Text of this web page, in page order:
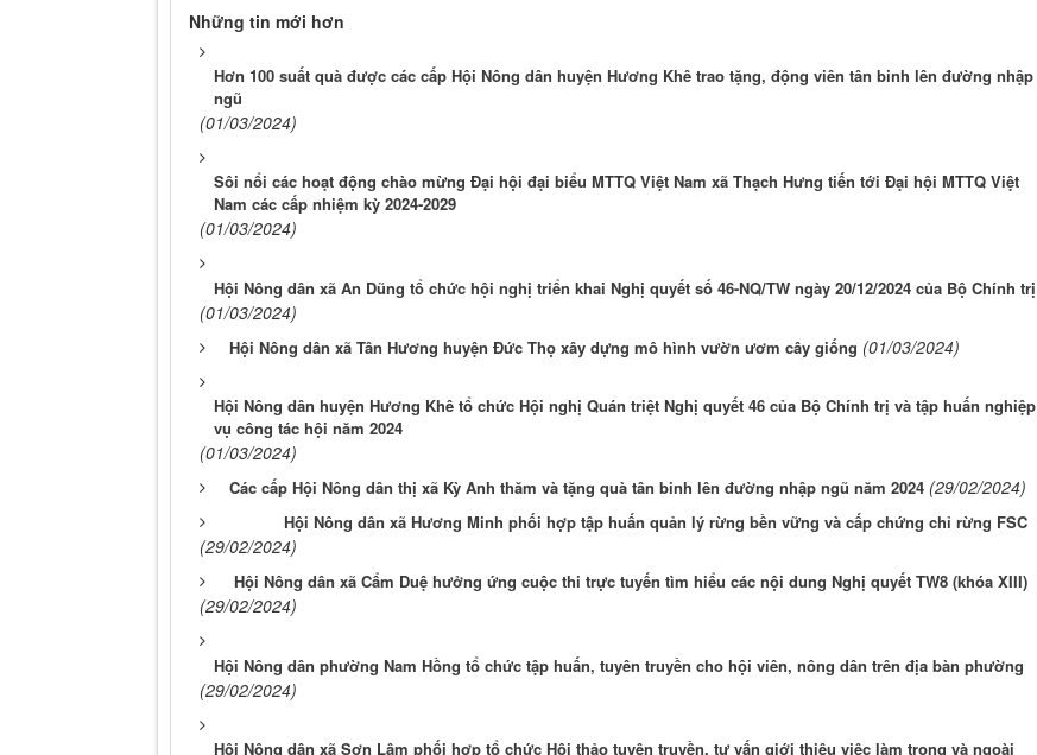
Những tin mới hơn
Hơn 100 suất quà được các cấp Hội Nông dân huyện Hương Khê trao tặng, động viên tân binh lên đường nhập
ngũ
(01/03/2024)
Sôi nổi các hoạt động chào mừng Đại hội đại biểu MTTQ Việt Nam xã Thạch Hưng tiến tới Đại hội MTTQ Việt
Nam các cấp nhiệm kỳ 2024-2029
(01/03/2024)
Hội Nông dân xã An Dũng tổ chức hội nghị triển khai Nghị quyết số 46-NQ/TW ngày 20/12/2024 của Bộ Chính trị
(01/03/2024)
Hội Nông dân xã Tân Hương huyện Đức Thọ xây dựng mô hình vườn ươm cây giống (01/03/2024)
Hội Nông dân huyện Hương Khê tổ chức Hội nghị Quán triệt Nghị quyết 46 của Bộ Chính trị và tập huấn nghiệp
vụ công tác hội năm 2024
(01/03/2024)
Các cấp Hội Nông dân thị xã Kỳ Anh thăm và tặng quà tân binh lên đường nhập ngũ năm 2024 (29/02/2024)
Hội Nông dân xã Hương Minh phối hợp tập huấn quản lý rừng bền vững và cấp chứng chỉ rừng FSC
(29/02/2024)
Hội Nông dân xã Cẩm Duệ hưởng ứng cuộc thi trực tuyến tìm hiểu các nội dung Nghị quyết TW8 (khóa XIII)
(29/02/2024)
Hội Nông dân phường Nam Hồng tổ chức tập huấn, tuyên truyền cho hội viên, nông dân trên địa bàn phường
(29/02/2024)
Hội Nông dân xã Sơn Lâm phối hợp tổ chức Hội thảo tuyên truyền, tư vấn giới thiệu việc làm trong và ngoài